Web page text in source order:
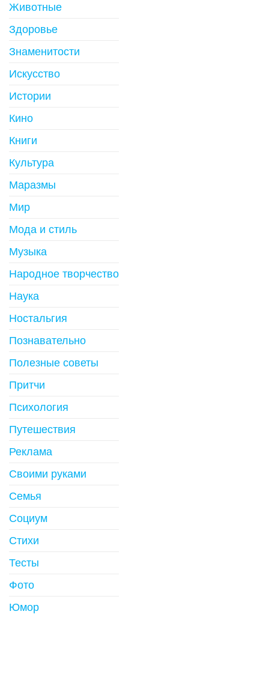
Животные
Здоровье
Знаменитости
Искусство
Истории
Кино
Книги
Культура
Маразмы
Мир
Мода и стиль
Музыка
Народное творчество
Наука
Ностальгия
Познавательно
Полезные советы
Притчи
Психология
Путешествия
Реклама
Своими руками
Семья
Социум
Стихи
Тесты
Фото
Юмор